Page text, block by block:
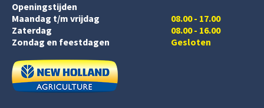
Openingstijden
Maandag t/m vrijdag
Zaterdag
08.00 - 17.00
08.00 - 16.00
Zondag en feestdagen
Gesloten